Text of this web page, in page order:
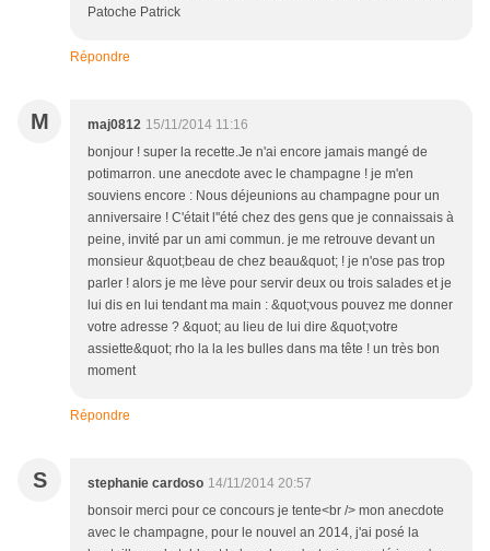
Patoche Patrick
Répondre
M maj0812 15/11/2014 11:16
bonjour ! super la recette.Je n'ai encore jamais mangé de
potimarron. une anecdote avec le champagne ! je m'en
souviens encore : Nous déjeunions au champagne pour un
anniversaire ! C'était l''été chez des gens que je connaissais à
peine, invité par un ami commun. je me retrouve devant un
monsieur &quot;beau de chez beau&quot; ! je n'ose pas trop
parler ! alors je me lève pour servir deux ou trois salades et je
lui dis en lui tendant ma main : &quot;vous pouvez me donner
votre adresse ? &quot; au lieu de lui dire &quot;votre
assiette&quot; rho la la les bulles dans ma tête ! un très bon
moment
Répondre
S stephanie cardoso 14/11/2014 20:57
bonsoir merci pour ce concours je tente<br /> mon anecdote
avec le champagne, pour le nouvel an 2014, j'ai posé la